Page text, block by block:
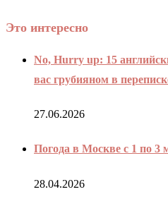
Это интересно
No, Hurry up: 15
вас грубияном в
27.06.2026
Погода в Москве с 1 по 3
28.04.2026